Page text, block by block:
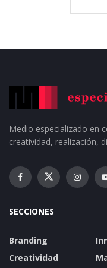
Medio especializado en
creatividad, realización,
SECCIONES
Branding
Creatividad